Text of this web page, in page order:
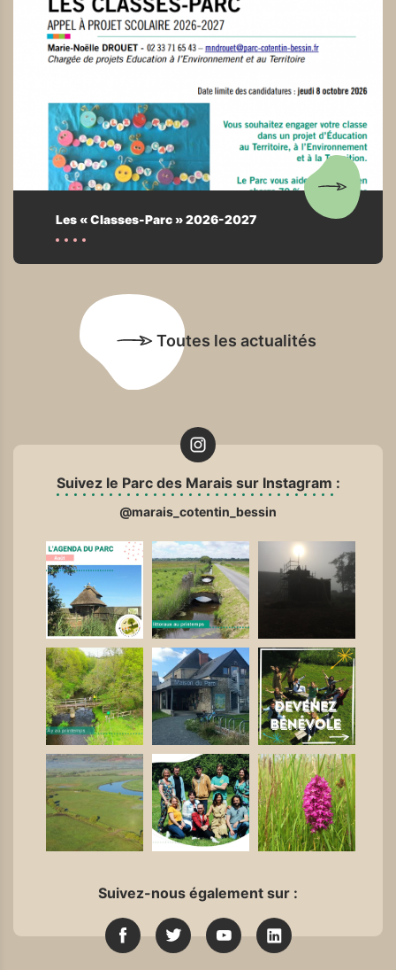
Les « Classes-Parc » 2026-2027
Toutes les actualités
Suivez le Parc des Marais sur Instagram :
@marais_cotentin_bessin
Suivez-nous également sur :